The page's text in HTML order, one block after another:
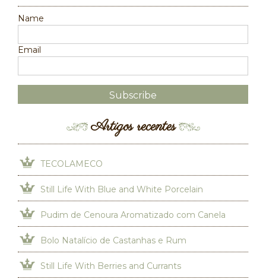
Name
Email
Artigos recentes
TECOLAMECO
Still Life With Blue and White Porcelain
Pudim de Cenoura Aromatizado com Canela
Bolo Natalício de Castanhas e Rum
Still Life With Berries and Currants